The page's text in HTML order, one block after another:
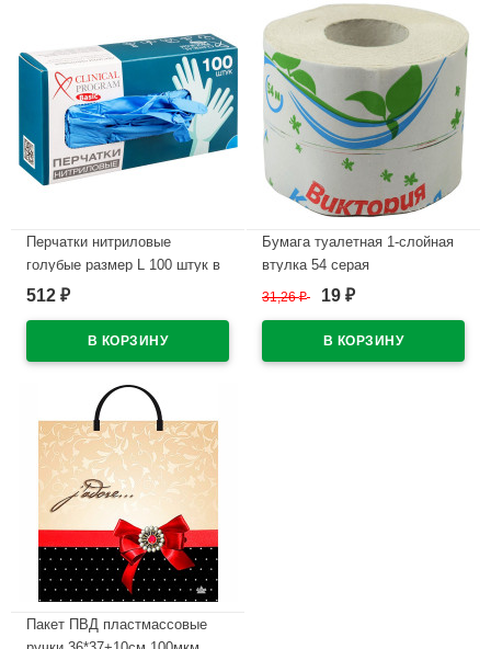
Перчатки нитриловые
голубые размер L 100 штук в
упаковке
512 ₽
Бумага туалетная 1-слойная
втулка 54 серая
Классическая (Ст.40)
31,26₽ 19 ₽
Пакет ПВД пластмассовые